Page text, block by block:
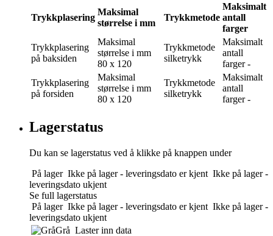
Trykkplasering
Maksimal
størrelse i mm
Trykkmetode
Maksimalt
antall
farger
Trykkplasering
på baksiden
Maksimal
størrelse i mm
80 x 120
Trykkmetode
silketrykk
Maksimalt
antall
farger -
Trykkplasering
på forsiden
Maksimal
størrelse i mm
80 x 120
Trykkmetode
silketrykk
Maksimalt
antall
farger -
Lagerstatus
Du kan se lagerstatus ved å klikke på knappen under
På lager Ikke på lager - leveringsdato er kjent Ikke på lager -
leveringsdato ukjent
Se full lagerstatus
På lager Ikke på lager - leveringsdato er kjent Ikke på lager -
leveringsdato ukjent
Grå Laster inn data